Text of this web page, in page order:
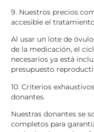
9. Nuestros precios
accesible el
Al usar un lote de
de la medicación, el
necesarios ya está
presupuesto
10. Criterios
donantes.
Nuestras donantes se
completos para